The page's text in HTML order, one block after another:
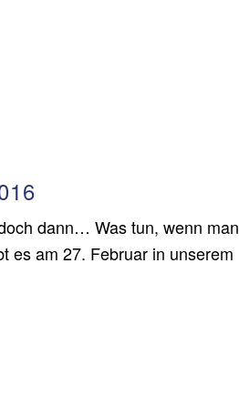
dann… Was tun, wenn man
es am 27. Februar in unserem